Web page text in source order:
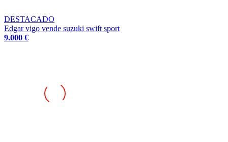
Edgar vigo vende suzuki swift sport
9.000 €